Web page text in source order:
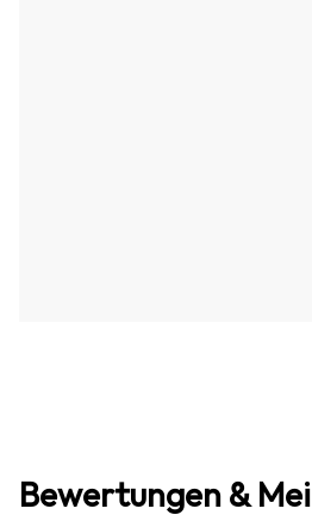
Bewertungen &